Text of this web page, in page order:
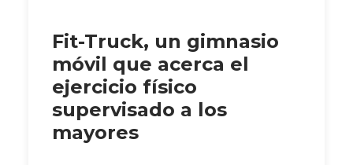
Fit-Truck, un gimnasio
móvil que acerca el
ejercicio físico
supervisado a los
mayores